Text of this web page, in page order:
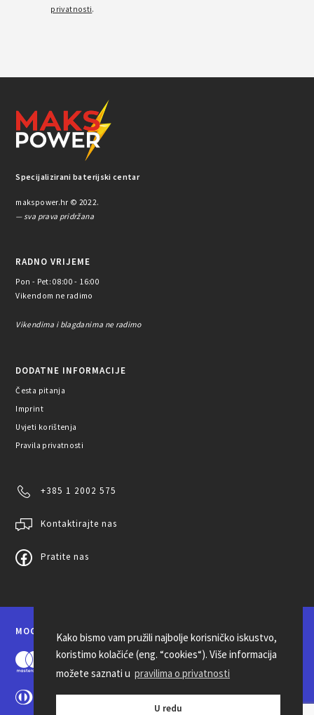
Kako bismo vam pružili najbolje korisničko iskustvo,
koristimo kolačiće (eng. “cookies“). Više informacija
možete saznati u pravilima o privatnosti
U redu
privatnosti.
Specijalizirani baterijski centar
makspower.hr © 2022.
— sva prava pridržana
RADNO VRIJEME
Pon - Pet: 08:00 - 16:00
Vikendom ne radimo
Vikendima i blagdanima ne radimo
DODATNE INFORMACIJE
Česta pitanja
Imprint
Uvjeti korištenja
Pravila privatnosti
+385 1 2002 575
Kontaktirajte nas
Pratite nas
MOGUĆNOSTI PLAĆANJA